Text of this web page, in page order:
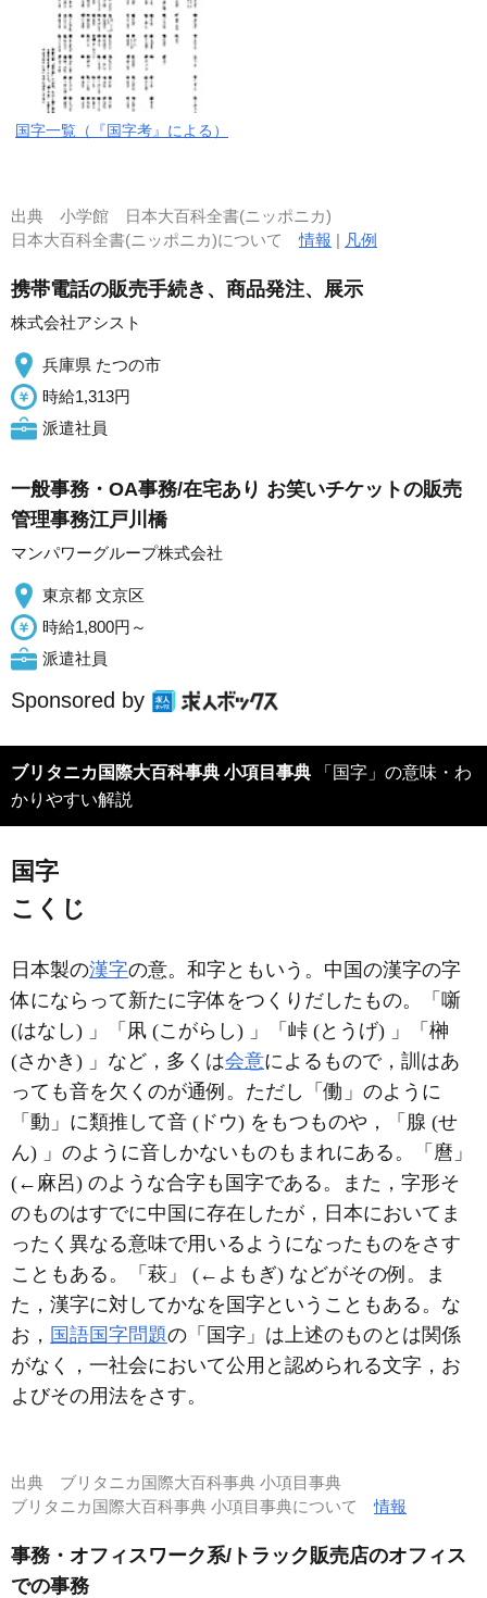
国字一覧（『国字考』による）
出典 小学館 日本大百科全書(ニッポニカ)
日本大百科全書(ニッポニカ)について情報 | 凡例
携帯電話の販売手続き、商品発注、展示
株式会社アシスト
兵庫県 たつの市
時給1,313円
派遣社員
一般事務・OA事務/在宅あり お笑いチケットの販売
管理事務江戸川橋
マンパワーグループ株式会社
東京都 文京区
時給1,800円～
派遣社員
Sponsored by
ブリタニカ国際大百科事典 小項目事典
かりやすい解説
国字
こくじ
日本製の漢字の意。和字ともいう。中国の漢字の字
体にならって新たに字体をつくりだしたもの。「噺
(はなし) 」「凩 (こがらし) 」「峠 (とうげ) 」「榊
(さかき) 」など，多くは会意によるもので，訓はあ
っても音を欠くのが通例。ただし「働」のように
「動」に類推して音 (ドウ) をもつものや，「腺 (せ
ん) 」のように音しかないものもまれにある。「麿」
(←麻呂) のような合字も国字である。また，字形そ
のものはすでに中国に存在したが，日本においてま
ったく異なる意味で用いるようになったものをさす
こともある。「萩」 (←よもぎ) などがその例。ま
た，漢字に対してかなを国字ということもある。な
お， 国語国字問題の「国字」は上述のものとは関係
がなく，一社会において公用と認められる文字，お
よびその用法をさす。
出典 ブリタニカ国際大百科事典 小項目事典
ブリタニカ国際大百科事典 小項目事典について情報
事務・オフィスワーク系/トラック販売店のオフィス
での事務